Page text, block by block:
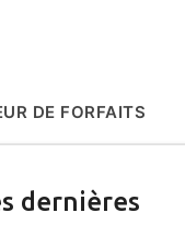
DE FORFAITS
dernières